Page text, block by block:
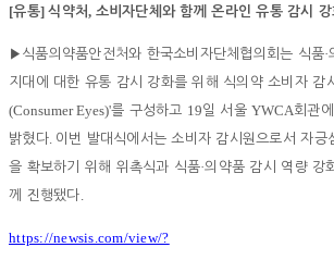
[유통]식약처, 소비자단체와 함께 온라인 유통 감시 강
▶ 식품의약품안전처와 한국소비자단체협의회는 식품·
지대에 대한 유통 감시 강화를 위해 식의약 소비자 감
(Consumer Eyes)'를 구성하고 19일 서울YWCA회관
밝혔다. 이번 발대식에서는 소비자 감시원으로서 자긍
을 확보하기 위해 위촉식과 식품·의약품 감시 역량 강
께 진행됐다.
https://newsis.com/view/?